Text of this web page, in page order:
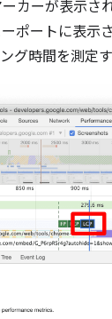
ーカーが表示さ
ポートに表示
グ時間を測定す